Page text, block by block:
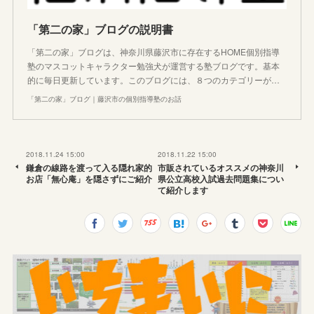
「第二の家」ブログの説明書
「第二の家」ブログは、神奈川県藤沢市に存在するHOME個別指導
塾のマスコットキャラクター勉強犬が運営する塾ブログです。基本
的に毎日更新しています。このブログには、８つのカテゴリーが…
「第二の家」ブログ｜藤沢市の個別指導塾のお話
2018.11.24 15:00
鎌倉の線路を渡って入る隠れ家的
お店「無心庵」を隠さずにご紹介
2018.11.22 15:00
市販されているオススメの神奈川
県公立高校入試過去問題集につい
て紹介します